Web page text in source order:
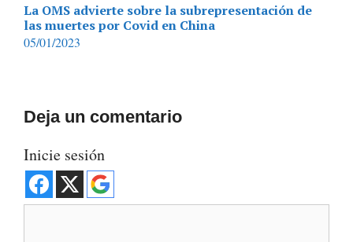
La OMS advierte sobre la subrepresentación de
las muertes por Covid en China
05/01/2023
Deja un comentario
Inicie sesión